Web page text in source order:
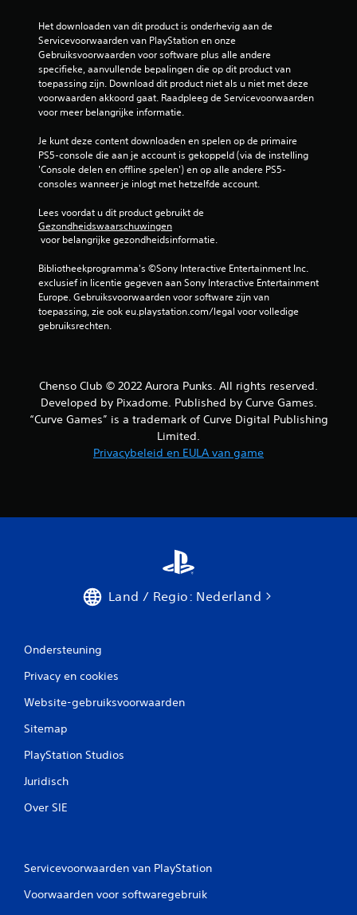
Het downloaden van dit product is onderhevig aan de
Servicevoorwaarden van PlayStation en onze
Gebruiksvoorwaarden voor software plus alle andere
specifieke, aanvullende bepalingen die op dit product van
toepassing zijn. Download dit product niet als u niet met deze
voorwaarden akkoord gaat. Raadpleeg de Servicevoorwaarden
voor meer belangrijke informatie.
Je kunt deze content downloaden en spelen op de primaire
PS5-console die aan je account is gekoppeld (via de instelling
'Console delen en offline spelen') en op alle andere PS5-
consoles wanneer je inlogt met hetzelfde account.
Lees voordat u dit product gebruikt de
Gezondheidswaarschuwingen
voor belangrijke gezondheidsinformatie.
Bibliotheekprogramma's ©Sony Interactive Entertainment Inc.
exclusief in licentie gegeven aan Sony Interactive Entertainment
Europe. Gebruiksvoorwaarden voor software zijn van
toepassing, zie ook eu.playstation.com/legal voor volledige
gebruiksrechten.
Chenso Club © 2022 Aurora Punks. All rights reserved.
Developed by Pixadome. Published by Curve Games.
“Curve Games” is a trademark of Curve Digital Publishing
Limited.
Privacybeleid en EULA van game
Land / Regio: Nederland
Ondersteuning
Privacy en cookies
Website-gebruiksvoorwaarden
Sitemap
PlayStation Studios
Juridisch
Over SIE
Servicevoorwaarden van PlayStation
Voorwaarden voor softwaregebruik